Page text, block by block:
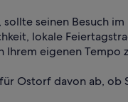
seinen Besuch
lokale
eigenen Tempo
Ostorf davon ab,